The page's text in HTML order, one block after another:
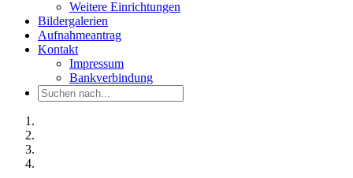
Weitere Einrichtungen
Bildergalerien
Aufnahmeantrag
Kontakt
Impressum
Bankverbindung